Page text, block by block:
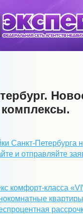
Санкт-Петербурга
и отправляйте
комфорт-класса